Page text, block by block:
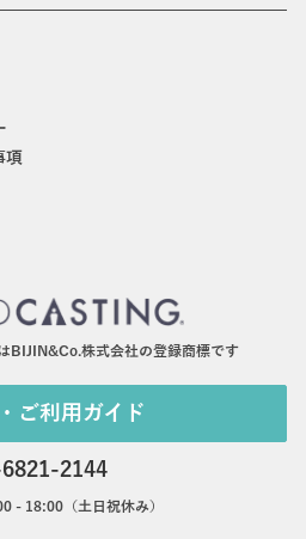
項
BIJIN&Co.株式会社の登録商標です
ご利用ガイド
2144
- 18:00（土日祝休み）